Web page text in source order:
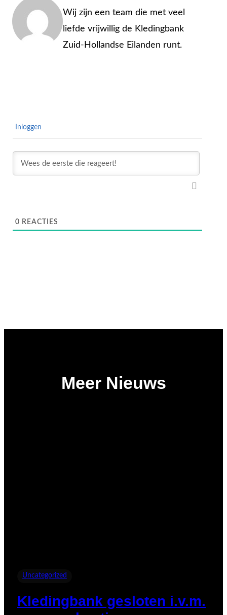
Wij zijn een team die met veel
liefde vrijwillig de Kledingbank
Zuid-Hollandse Eilanden runt.
Inloggen
0 REACTIES
Meer Nieuws
Uncategorized
Kledingbank gesloten i.v.m.